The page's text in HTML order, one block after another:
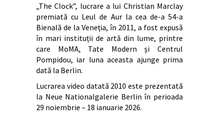
„The Clock”, lucrare a lui Christian Marclay
premiată cu Leul de Aur la cea de-a 54-a
Bienală de la Veneția, în 2011, a fost expusă
în mari instituții de artă din lume, printre
care MoMA, Tate Modern și Centrul
Pompidou, iar luna aceasta ajunge prima
dată la Berlin.
Lucrarea video datată 2010 este prezentată
la Neue Nationalgalerie Berlin în perioada
29 noiembrie – 18 ianuarie 2026.